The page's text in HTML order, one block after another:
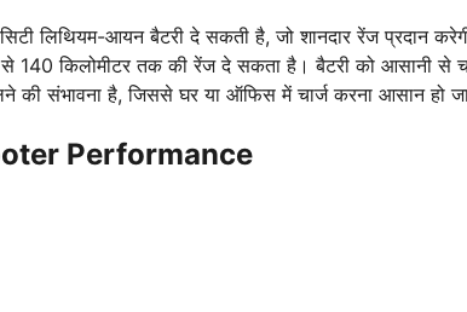
लिथियम-आयन बैटरी दे सकती है, जो शानदार रेंज प्रदान
140 किलोमीटर तक की रेंज दे सकता है। बैटरी को आसानी से
की संभावना है, जिससे घर या ऑफिस में चार्ज करना आसान हो
Performance